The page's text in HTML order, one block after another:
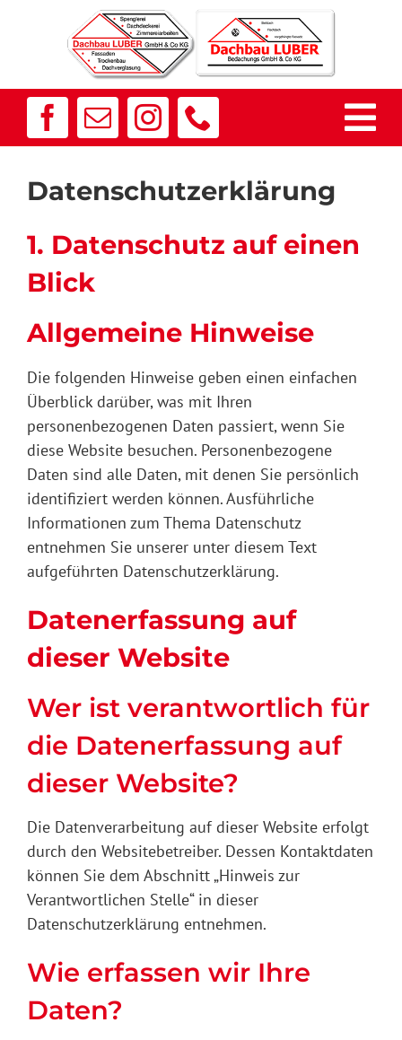
Spenglerei
Dachdeckerei
Fassaden
Mobilkran
Karriere
Downloads
Datenschutz­erklärung
1. Datenschutz auf einen
Blick
Allgemeine Hinweise
Die folgenden Hinweise geben einen einfachen
Überblick darüber, was mit Ihren
personenbezogenen Daten passiert, wenn Sie
diese Website besuchen. Personenbezogene
Daten sind alle Daten, mit denen Sie persönlich
identifiziert werden können. Ausführliche
Informationen zum Thema Datenschutz
entnehmen Sie unserer unter diesem Text
aufgeführten Datenschutzerklärung.
Datenerfassung auf
dieser Website
Wer ist verantwortlich für
die Datenerfassung auf
dieser Website?
Die Datenverarbeitung auf dieser Website erfolgt
durch den Websitebetreiber. Dessen Kontaktdaten
können Sie dem Abschnitt „Hinweis zur
Verantwortlichen Stelle“ in dieser
Datenschutzerklärung entnehmen.
Wie erfassen wir Ihre
Daten?